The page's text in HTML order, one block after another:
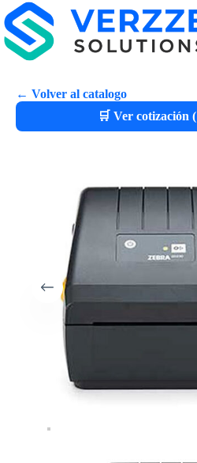
← Volver al catalogo
🛒 Ver cotización (